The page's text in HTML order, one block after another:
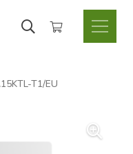
T1/EU